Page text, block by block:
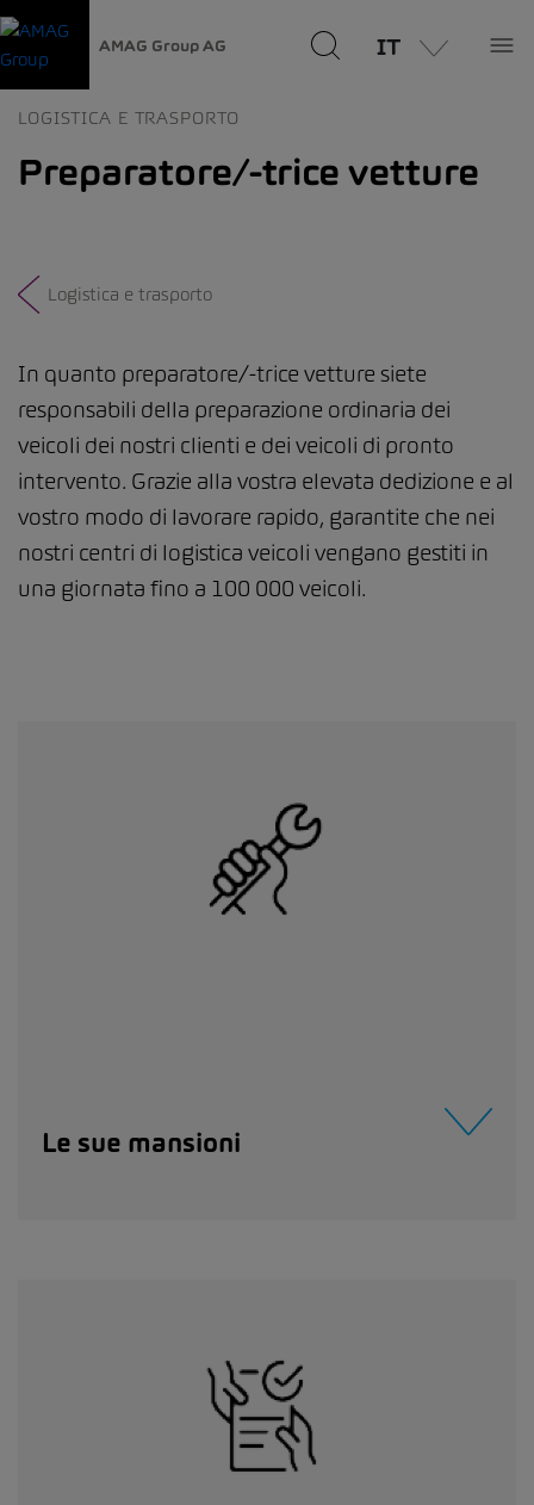
AMAG Group AG IT
LOGISTICA E TRASPORTO
Preparatore/-trice vetture
Logistica e trasporto
In quanto preparatore/-trice vetture siete
responsabili della preparazione ordinaria dei
veicoli dei nostri clienti e dei veicoli di pronto
intervento. Grazie alla vostra elevata dedizione e al
vostro modo di lavorare rapido, garantite che nei
nostri centri di logistica veicoli vengano gestiti in
una giornata fino a 100 000 veicoli.
Le sue mansioni